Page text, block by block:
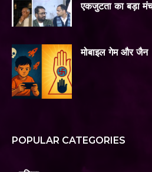
एकजुटता का बड़ा
मोबाइल गेम और जैन
POPULAR CATEGORIES